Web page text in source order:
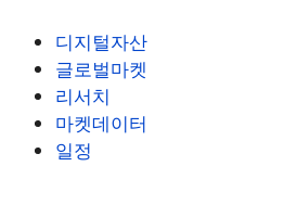
디지털자산
글로벌마켓
리서치
마켓데이터
일정